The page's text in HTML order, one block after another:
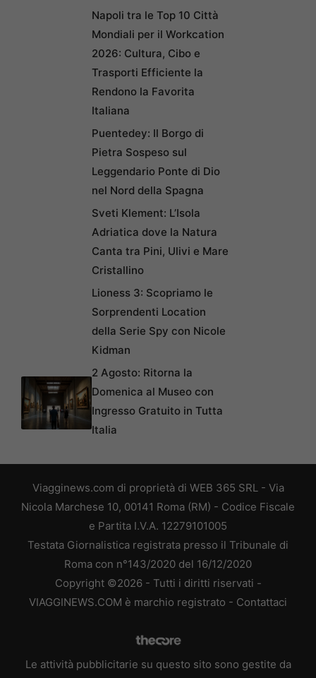
Napoli tra le Top 10 Città
Mondiali per il Workcation
2026: Cultura, Cibo e
Trasporti Efficiente la
Rendono la Favorita
Italiana
Puentedey: Il Borgo di
Pietra Sospeso sul
Leggendario Ponte di Dio
nel Nord della Spagna
Sveti Klement: L’Isola
Adriatica dove la Natura
Canta tra Pini, Ulivi e Mare
Cristallino
Lioness 3: Scopriamo le
Sorprendenti Location
della Serie Spy con Nicole
Kidman
2 Agosto: Ritorna la
Domenica al Museo con
Ingresso Gratuito in Tutta
Italia
Viagginews.com di proprietà di WEB 365 SRL - Via
Nicola Marchese 10, 00141 Roma (RM) - Codice Fiscale
e Partita I.V.A. 12279101005
Testata Giornalistica registrata presso il Tribunale di
Roma con n°143/2020 del 16/12/2020
Copyright ©2026 - Tutti i diritti riservati -
VIAGGINEWS.COM è marchio registrato - Contattaci
Le attività pubblicitarie su questo sito sono gestite da